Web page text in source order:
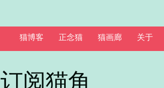
猫博客 正念猫 猫画廊 关于
订阅猫角